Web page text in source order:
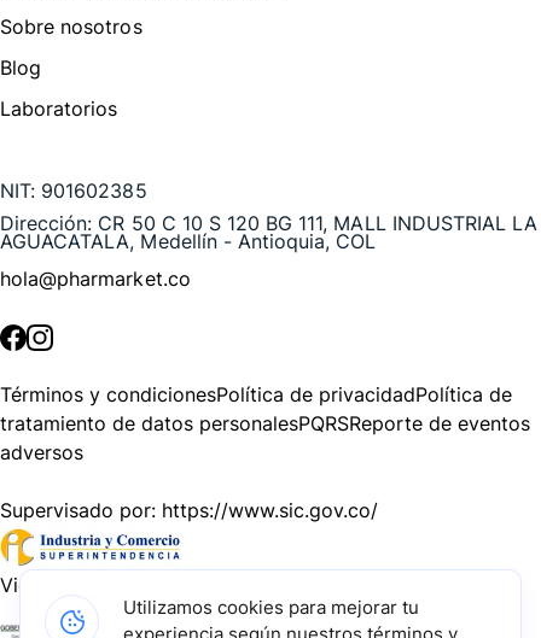
Sobre nosotros
Blog
Laboratorios
NIT: 901602385
Dirección: CR 50 C 10 S 120 BG 111, MALL INDUSTRIAL LA
AGUACATALA, Medellín - Antioquia, COL
hola@pharmarket.co
Términos y condicionesPolítica de privacidadPolítica de
tratamiento de datos personalesPQRSReporte de eventos
adversos
Supervisado por: https://www.sic.gov.co/
Vigilado por:
Utilizamos cookies para mejorar tu